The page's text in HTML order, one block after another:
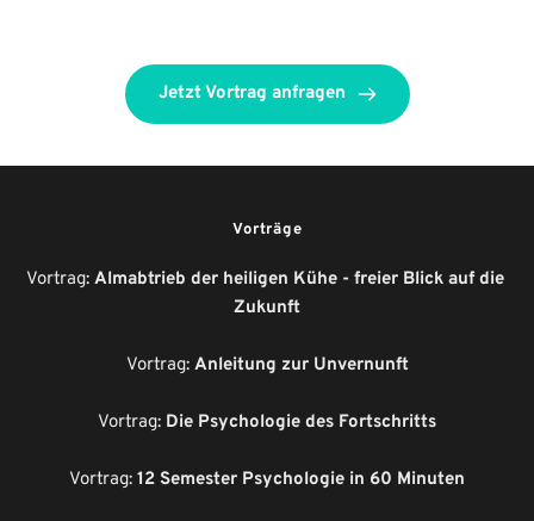
Jetzt Vortrag anfragen
Vorträge
Vortrag: Almabtrieb der heiligen Kühe - freier Blick auf die
Zukunft
Vortrag: Anleitung zur Unvernunft
Vortrag: Die Psychologie des Fortschritts
Vortrag: 12 Semester Psychologie in 60 Minuten